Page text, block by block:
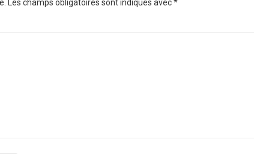
Les champs obligatoires sont indiqués avec*